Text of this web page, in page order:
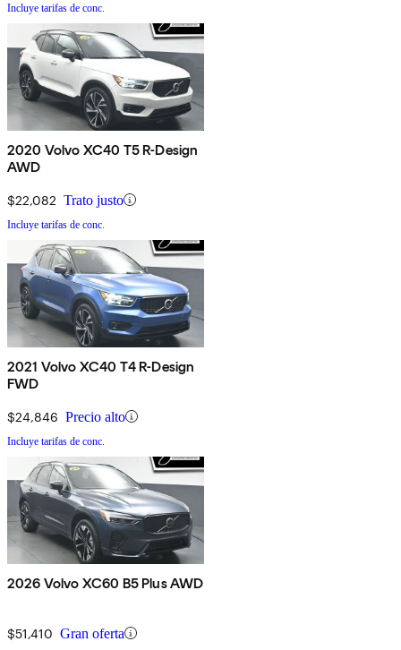
Incluye tarifas de conc.
2020 Volvo XC40 T5 R-Design
AWD
$22,082 Trato justo
Incluye tarifas de conc.
2021 Volvo XC40 T4 R-Design
FWD
$24,846 Precio alto
Incluye tarifas de conc.
2026 Volvo XC60 B5 Plus AWD
$51,410 Gran oferta